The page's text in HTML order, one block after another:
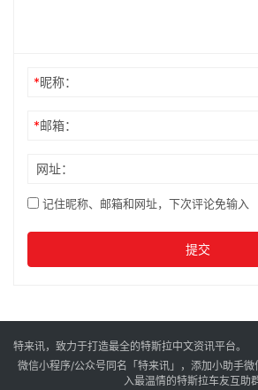
*昵称：
*邮箱：
网址：
记住昵称、邮箱和网址，下次评论免输入
提交
特来讯，致力于打造最全的特斯拉中文资讯平台。
微信小程序/公众号同名「特来讯」，添加小助手
入最温情的特斯拉车友互助群